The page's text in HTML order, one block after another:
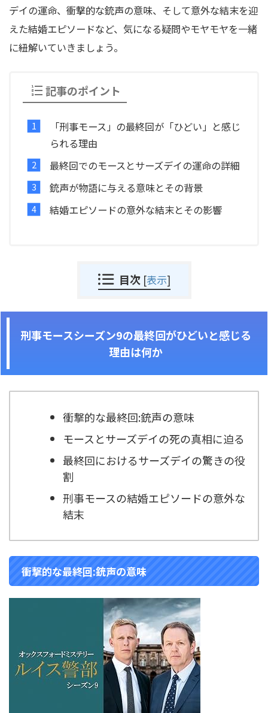
デイの運命、衝撃的な銃声の意味、そして意外な結末を迎
えた結婚エピソードなど、気になる疑問やモヤモヤを一緒
に紐解いていきましょう。
記事のポイント
「刑事モース」の最終回が「ひどい」と感じ
られる理由
最終回でのモースとサーズデイの運命の詳細
銃声が物語に与える意味とその背景
結婚エピソードの意外な結末とその影響
目次 [表示]
刑事モースシーズン9の最終回がひどいと感じる
理由は何か
衝撃的な最終回:銃声の意味
モースとサーズデイの死の真相に迫る
最終回におけるサーズデイの驚きの役
割
刑事モースの結婚エピソードの意外な
結末
衝撃的な最終回:銃声の意味